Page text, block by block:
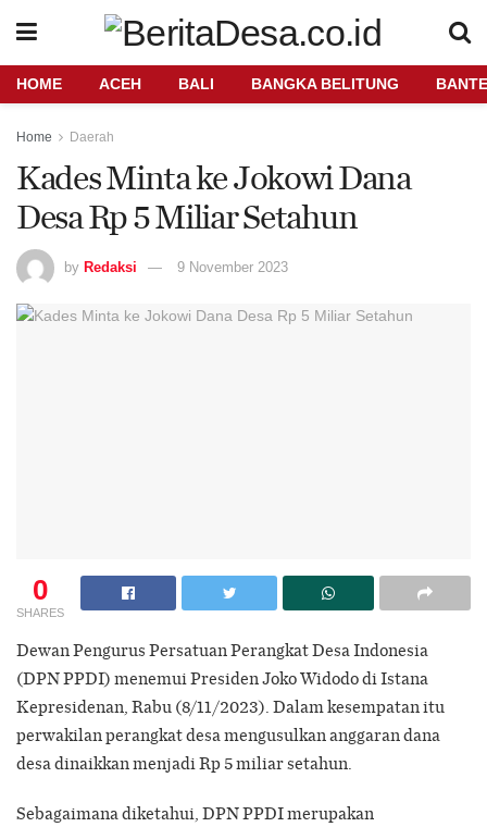
HOME ACEH BALI BANGKA BELITUNG
Home Daerah
Kades Minta ke Jokowi Dana
Desa Rp 5 Miliar Setahun
by Redaksi 9 November 2023
0
SHARES
Dewan Pengurus Persatuan Perangkat Desa Indonesia
(DPN PPDI) menemui Presiden Joko Widodo di Istana
Kepresidenan, Rabu (8/11/2023). Dalam kesempatan itu
perwakilan perangkat desa mengusulkan anggaran dana
desa dinaikkan menjadi Rp 5 miliar setahun.
Sebagaimana diketahui, DPN PPDI merupakan